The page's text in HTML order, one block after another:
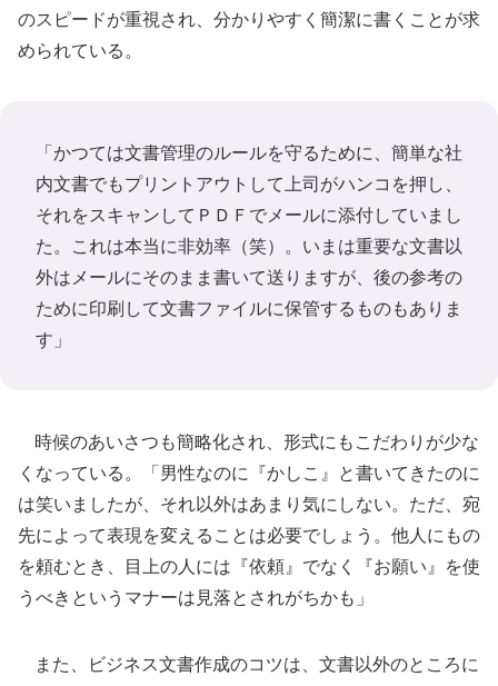
のスピードが重視され、分かりやすく簡潔に書くことが求
められている。
「かつては文書管理のルールを守るために、簡単な社
内文書でもプリントアウトして上司がハンコを押し、
それをスキャンしてＰＤＦでメールに添付していまし
た。これは本当に非効率（笑）。いまは重要な文書以
外はメールにそのまま書いて送りますが、後の参考の
ために印刷して文書ファイルに保管するものもありま
す」
時候のあいさつも簡略化され、形式にもこだわりが少な
くなっている。「男性なのに『かしこ』と書いてきたのに
は笑いましたが、それ以外はあまり気にしない。ただ、宛
先によって表現を変えることは必要でしょう。他人にもの
を頼むとき、目上の人には『依頼』でなく『お願い』を使
うべきというマナーは見落とされがちかも」
また、ビジネス文書作成のコツは、文書以外のところに